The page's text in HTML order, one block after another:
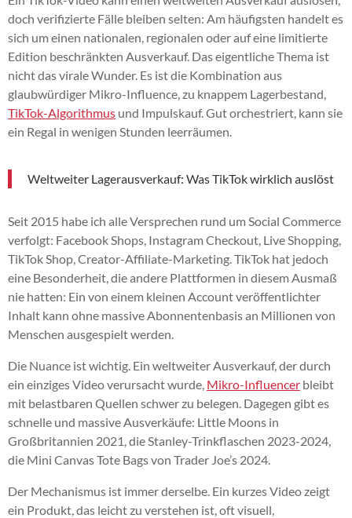
doch verifizierte Fälle bleiben selten: Am häufigsten handelt es
sich um einen nationalen, regionalen oder auf eine limitierte
Edition beschränkten Ausverkauf. Das eigentliche Thema ist
nicht das virale Wunder. Es ist die Kombination aus
glaubwürdiger Mikro-Influence, zu knappem Lagerbestand,
TikTok-Algorithmus und Impulskauf. Gut orchestriert, kann sie
ein Regal in wenigen Stunden leerräumen.
Weltweiter Lagerausverkauf: Was TikTok wirklich auslöst
Seit 2015 habe ich alle Versprechen rund um Social Commerce
verfolgt: Facebook Shops, Instagram Checkout, Live Shopping,
TikTok Shop, Creator-Affiliate-Marketing. TikTok hat jedoch
eine Besonderheit, die andere Plattformen in diesem Ausmaß
nie hatten: Ein von einem kleinen Account veröffentlichter
Inhalt kann ohne massive Abonnentenbasis an Millionen von
Menschen ausgespielt werden.
Die Nuance ist wichtig. Ein weltweiter Ausverkauf, der durch
ein einziges Video verursacht wurde, Mikro-Influencer bleibt
mit belastbaren Quellen schwer zu belegen. Dagegen gibt es
schnelle und massive Ausverkäufe: Little Moons in
Großbritannien 2021, die Stanley-Trinkflaschen 2023-2024,
die Mini Canvas Tote Bags von Trader Joe’s 2024.
Der Mechanismus ist immer derselbe. Ein kurzes Video zeigt
ein Produkt, das leicht zu verstehen ist, oft visuell,